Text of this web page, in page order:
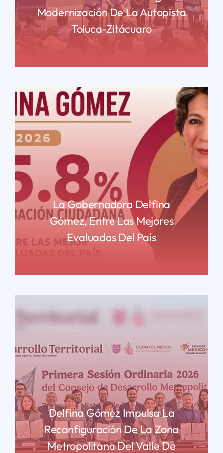
Modernización De La Autopista
Toluca-Zitácuaro
La Gobernadora Delfina
Gómez, Entre Las Mejores
Evaluadas Del País
Delfina Gómez Impulsa La
Reconfiguración De La Zona
Metropolitana Del Valle De